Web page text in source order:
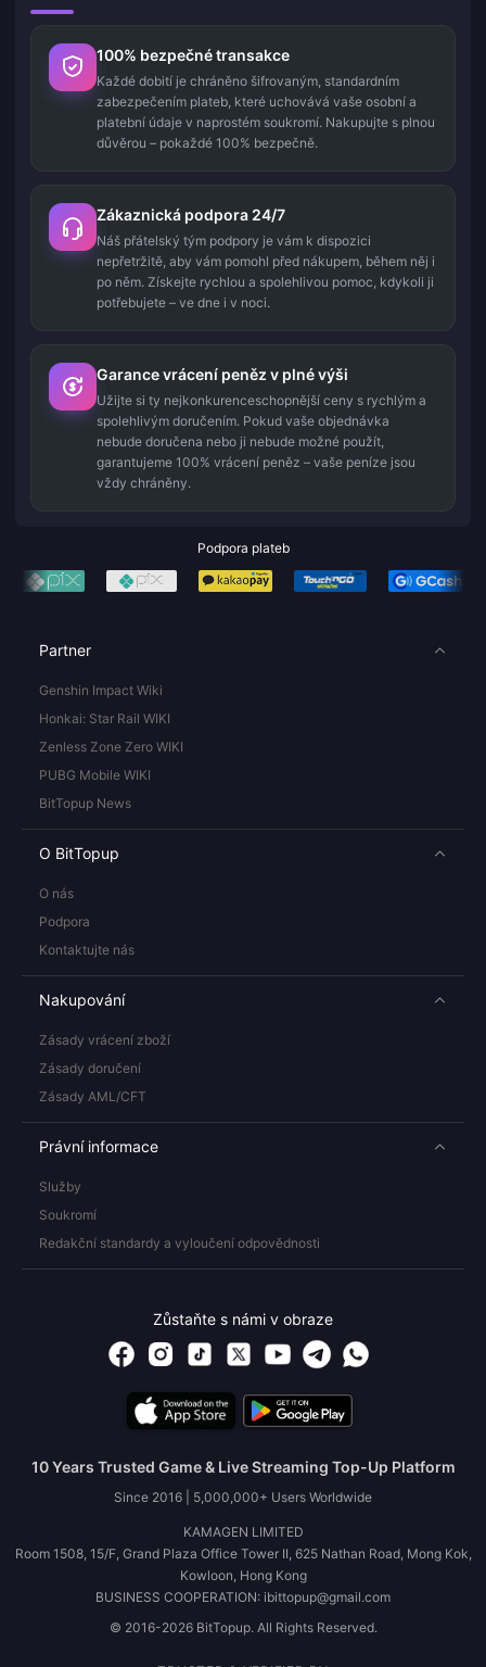
100% bezpečné transakce
Každé dobití je chráněno šifrovaným, standardním
zabezpečením plateb, které uchovává vaše osobní a
platební údaje v naprostém soukromí. Nakupujte s plnou
důvěrou – pokaždé 100% bezpečně.
Zákaznická podpora 24/7
Náš přátelský tým podpory je vám k dispozici
nepřetržitě, aby vám pomohl před nákupem, během něj i
po něm. Získejte rychlou a spolehlivou pomoc, kdykoli ji
potřebujete – ve dne i v noci.
Garance vrácení peněz v plné výši
Užijte si ty nejkonkurenceschopnější ceny s rychlým a
spolehlivým doručením. Pokud vaše objednávka
nebude doručena nebo ji nebude možné použít,
garantujeme 100% vrácení peněz – vaše peníze jsou
vždy chráněny.
Podpora plateb
Partner
Genshin Impact Wiki
Honkai: Star Rail WIKI
Zenless Zone Zero WIKI
PUBG Mobile WIKI
BitTopup News
O BitTopup
O nás
Podpora
Kontaktujte nás
Nakupování
Zásady vrácení zboží
Zásady doručení
Zásady AML/CFT
Právní informace
Služby
Soukromí
Redakční standardy a vyloučení odpovědnosti
Zůstaňte s námi v obraze
10 Years Trusted Game & Live Streaming Top-Up Platform
Since 2016 | 5,000,000+ Users Worldwide
KAMAGEN LIMITED
Room 1508, 15/F, Grand Plaza Office Tower II, 625 Nathan Road, Mong Kok,
Kowloon, Hong Kong
BUSINESS COOPERATION: ibittopup@gmail.com
© 2016-2026 BitTopup. All Rights Reserved.